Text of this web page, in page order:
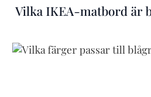
Vilka IKEA-matbord är